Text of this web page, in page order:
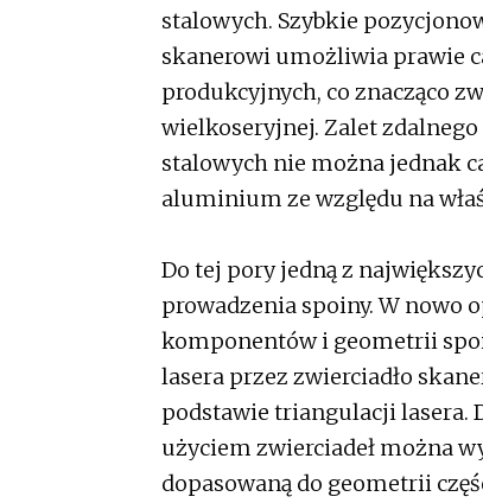
stalowych. Szybkie
skanerowi umożliwia prawie
produkcyjnych, co znacząco
wielkoseryjnej. Zalet
stalowych nie można jednak
aluminium ze względu na
Do tej pory jedną z
prowadzenia spoiny. W nowo
komponentów i geometrii
lasera przez zwierciadło
podstawie triangulacji lasera.
użyciem zwierciadeł można
dopasowaną do geometrii